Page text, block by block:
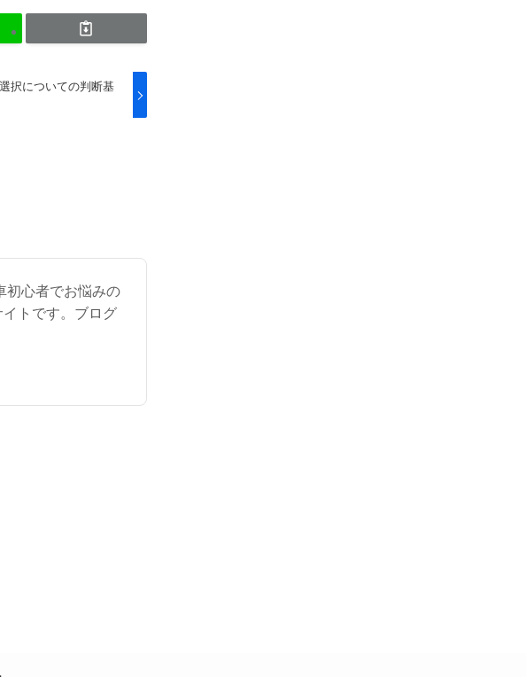
択についての判断基
初心者でお悩みの
トです。ブログ